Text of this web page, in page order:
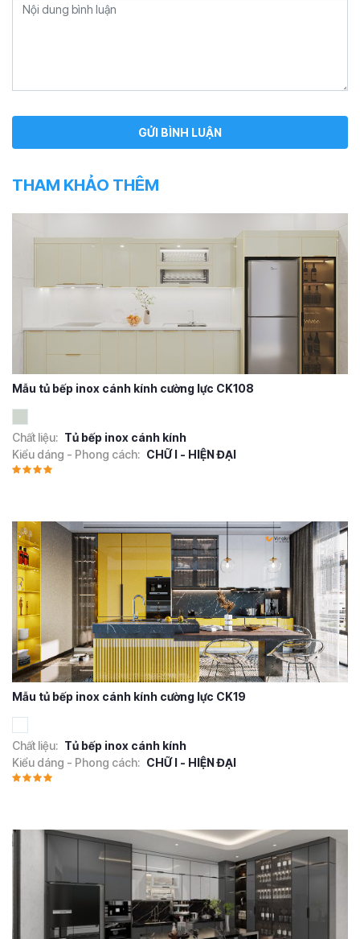
THAM KHẢO THÊM
Mẫu tủ bếp inox cánh kính cường lực CK108
Chất liệu: Tủ bếp inox cánh kính
Kiểu dáng - Phong cách: CHỮ I - HIỆN ĐẠI
Mẫu tủ bếp inox cánh kính cường lực CK19
Chất liệu: Tủ bếp inox cánh kính
Kiểu dáng - Phong cách: CHỮ I - HIỆN ĐẠI